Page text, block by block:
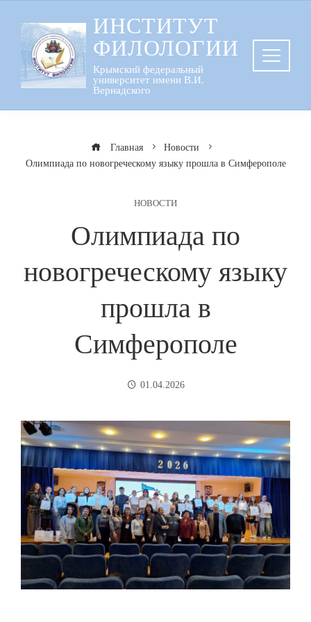
содержанию
ИНСТИТУТ
ФИЛОЛОГИИ
Крымский федеральный
университет имени В.И.
Вернадского
Главная
Новости
Олимпиада по новогреческому языку прошла в Симферополе
НОВОСТИ
Олимпиада по
новогреческому языку
прошла в
Симферополе
01.04.2026